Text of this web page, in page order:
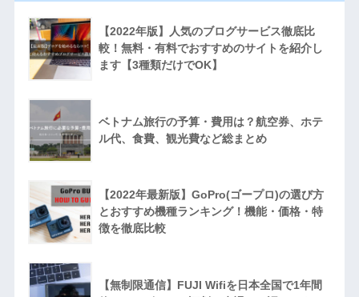
【2022年版】人気のブログサービス徹底比
較！無料・有料でおすすめのサイトを紹介し
ます【3種類だけでOK】
ベトナム旅行の予算・費用は？航空券、ホテ
ル代、食費、観光費など総まとめ
【2022年最新版】GoPro(ゴープロ)の選び方
とおすすめ機種ランキング！機能・価格・特
徴を徹底比較
【無制限通信】FUJI Wifiを日本全国で1年間